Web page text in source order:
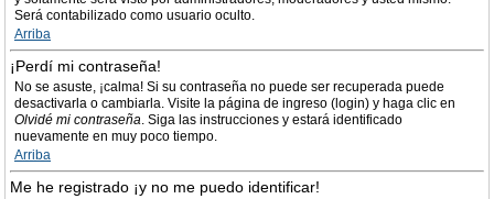
Será contabilizado como usuario oculto.
Arriba
¡Perdí mi contraseña!
No se asuste, ¡calma! Si su contraseña no puede ser recuperada puede
desactivarla o cambiarla. Visite la página de ingreso (login) y haga clic en
Olvidé mi contraseña. Siga las instrucciones y estará identificado
nuevamente en muy poco tiempo.
Arriba
Me he registrado ¡y no me puedo identificar!